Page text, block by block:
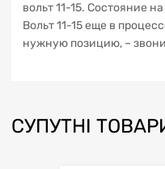
вольт 11-15. Состояние
Вольт 11-15 еще в
нужную позицию, –
СУПУТНІ